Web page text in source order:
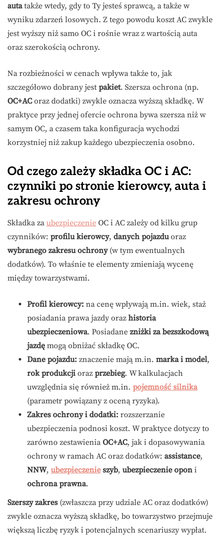
autatakże wtedy, gdy to Ty jesteś sprawcą, a także w
wyniku zdarzeń losowych. Z tego powodu koszt AC zwykle
jest wyższy niż samo OC i rośnie wraz z wartością auta
oraz szerokością ochrony.
Na rozbieżności w cenach wpływa także to, jak
szczegółowo dobrany jest pakiet. Szersza ochrona (np.
OC+AC oraz dodatki) zwykle oznacza wyższą składkę. W
praktyce przy jednej ofercie ochrona bywa szersza niż w
samym OC, a czasem taka konfiguracja wychodzi
korzystniej niż zakup każdego ubezpieczenia osobno.
Od czego zależy składka OC i AC:
czynniki po stronie kierowcy, auta i
zakresu ochrony
Składka za ubezpieczenie OC i AC zależy od kilku grup
czynników: profilu kierowcy, danych pojazduoraz
wybranego zakresu ochrony(w tym ewentualnych
dodatków). To właśnie te elementy zmieniają wycenę
między towarzystwami.
Profil kierowcy: na cenę wpływają m.in. wiek, staż
posiadania prawa jazdy oraz historia
ubezpieczeniowa. Posiadane zniżki za bezszkodową
jazdę mogą obniżać składkę OC.
Dane pojazdu: znaczenie mają m.in. marka i model,
rok produkcji oraz przebieg. W kalkulacjach
uwzględnia się również m.in. pojemność silnika
(parametr powiązany z oceną ryzyka).
Zakres ochrony i dodatki: rozszerzanie
ubezpieczenia podnosi koszt. W praktyce dotyczy to
zarówno zestawienia OC+AC, jak i dopasowywania
ochrony w ramach AC oraz dodatków: assistance,
NNW, ubezpieczenie szyb, ubezpieczenie opon i
ochrona prawna.
Szerszy zakres (zwłaszcza przy udziale AC oraz dodatków)
zwykle oznacza wyższą składkę, bo towarzystwo przejmuje
większą liczbę ryzyk i potencjalnych scenariuszy wypłat.